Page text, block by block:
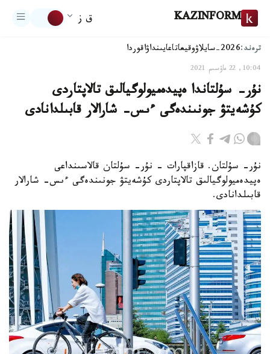
KAZINFORM ق ز
ترەند:2026-سايلاۋ وقيعاتاعايىنداۋاقوردا
10:04, 22 ماۋسىم 2021
نۇر- سۇلتاندا ەپيدەميولوگيالىق تالاپتاردى
كۇشەيتۋ جونىندەگى ءىس- شارالار قابىلدانادى
نۇر- سۇلتان. قازاقپارات - نۇر- سۇلتان قالاسىنداعى
ەپيدەميولوگيالىق تالاپتاردى كۇشەيتۋ جونىندەگى ءىس- شارالار
قابىلدانادى.